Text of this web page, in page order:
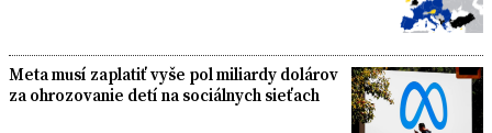
Meta musí zaplatiť vyše pol miliardy dolárov
za ohrozovanie detí na sociálnych sieťach